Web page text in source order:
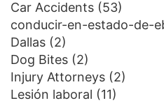
Car Accidents (53)
conducir-en-estado-de-
Dallas (2)
Dog Bites (2)
Injury Attorneys (2)
Lesión laboral (11)